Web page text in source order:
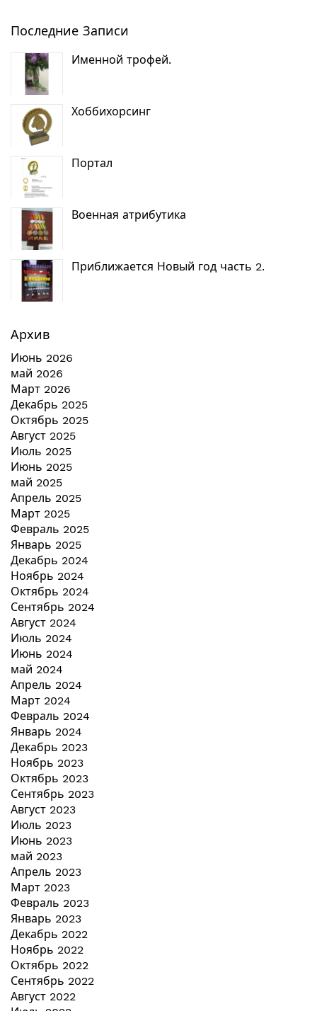
Последние Записи
Именной трофей.
Хоббихорсинг
Портал
Военная атрибутика
Приближается Новый год часть 2.
Архив
Июнь 2026
май 2026
Март 2026
Декабрь 2025
Октябрь 2025
Август 2025
Июль 2025
Июнь 2025
май 2025
Апрель 2025
Март 2025
Февраль 2025
Январь 2025
Декабрь 2024
Ноябрь 2024
Октябрь 2024
Сентябрь 2024
Август 2024
Июль 2024
Июнь 2024
май 2024
Апрель 2024
Март 2024
Февраль 2024
Январь 2024
Декабрь 2023
Ноябрь 2023
Октябрь 2023
Сентябрь 2023
Август 2023
Июль 2023
Июнь 2023
май 2023
Апрель 2023
Март 2023
Февраль 2023
Январь 2023
Декабрь 2022
Ноябрь 2022
Октябрь 2022
Сентябрь 2022
Август 2022